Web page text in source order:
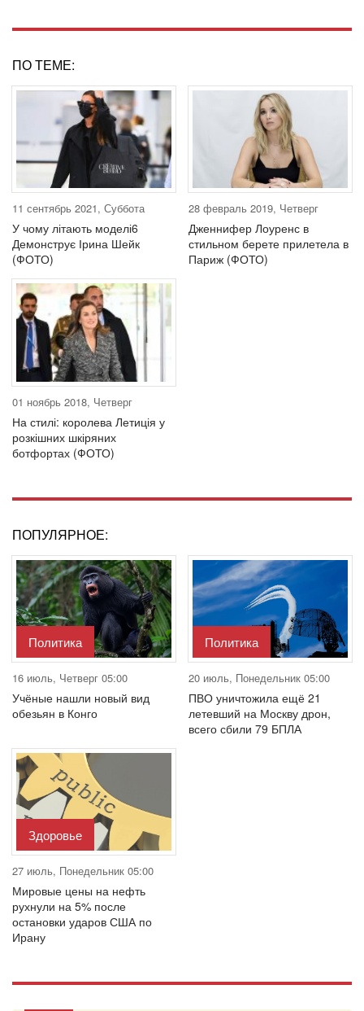
ПО ТЕМЕ:
11 сентябрь 2021, Суббота
У чому літають моделі6
Демонструє Ірина Шейк
(ФОТО)
28 февраль 2019, Четверг
Дженнифер Лоуренс в
стильном берете прилетела в
Париж (ФОТО)
01 ноябрь 2018, Четверг
На стилі: королева Летиція у
розкішних шкіряних
ботфортах (ФОТО)
ПОПУЛЯРНОЕ:
Политика
16 июль, Четверг 05:00
Учёные нашли новый вид
обезьян в Конго
Политика
20 июль, Понедельник 05:00
ПВО уничтожила ещё 21
летевший на Москву дрон,
всего сбили 79 БПЛА
Здоровье
27 июль, Понедельник 05:00
Мировые цены на нефть
рухнули на 5% после
остановки ударов США по
Ирану